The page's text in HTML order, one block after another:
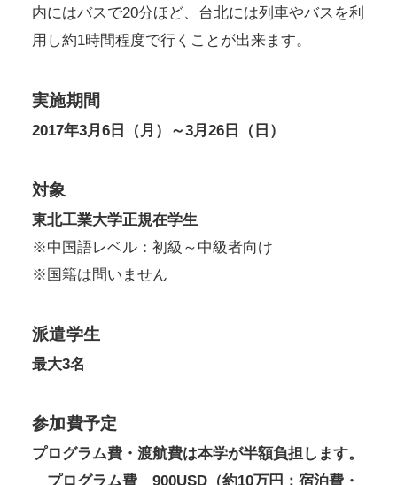
内にはバスで20分ほど、台北には列車やバスを利
用し約1時間程度で行くことが出来ます。
実施期間
2017年3月6日（月）～3月26日（日）
対象
東北工業大学正規在学生
※中国語レベル：初級～中級者向け
※国籍は問いません
派遣学生
最大3名
参加費予定
プログラム費・渡航費は本学が半額負担します。
プログラム費 900USD（約10万円：宿泊費・